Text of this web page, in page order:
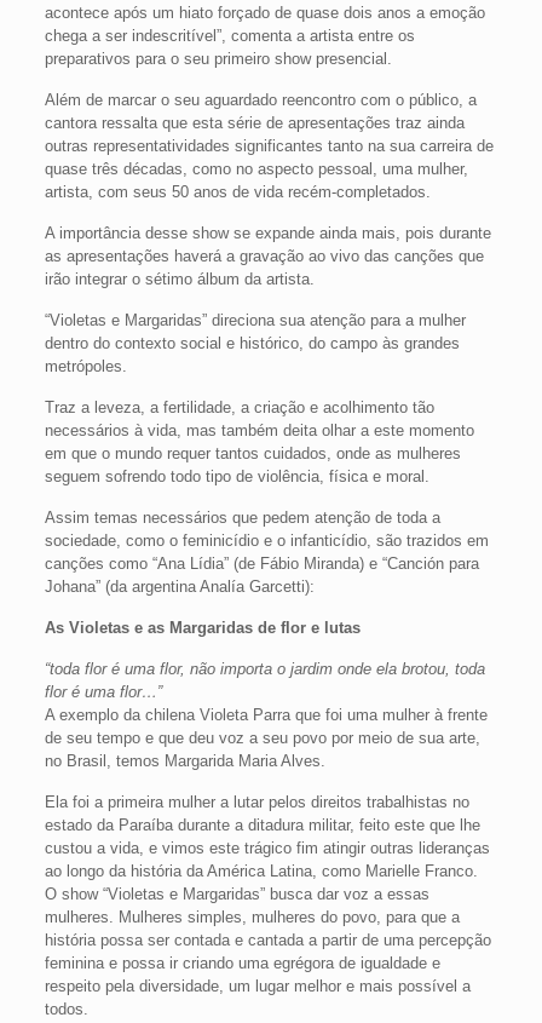
acontece após um hiato forçado de quase dois anos a emoção
chega a ser indescritível”, comenta a artista entre os
preparativos para o seu primeiro show presencial.
Além de marcar o seu aguardado reencontro com o público, a
cantora ressalta que esta série de apresentações traz ainda
outras representatividades significantes tanto na sua carreira de
quase três décadas, como no aspecto pessoal, uma mulher,
artista, com seus 50 anos de vida recém-completados.
A importância desse show se expande ainda mais, pois durante
as apresentações haverá a gravação ao vivo das canções que
irão integrar o sétimo álbum da artista.
“Violetas e Margaridas” direciona sua atenção para a mulher
dentro do contexto social e histórico, do campo às grandes
metrópoles.
Traz a leveza, a fertilidade, a criação e acolhimento tão
necessários à vida, mas também deita olhar a este momento
em que o mundo requer tantos cuidados, onde as mulheres
seguem sofrendo todo tipo de violência, física e moral.
Assim temas necessários que pedem atenção de toda a
sociedade, como o feminicídio e o infanticídio, são trazidos em
canções como “Ana Lídia” (de Fábio Miranda) e “Canción para
Johana” (da argentina Analía Garcetti):
As Violetas e as Margaridas de flor e lutas
“toda flor é uma flor, não importa o jardim onde ela brotou, toda
flor é uma flor…”
A exemplo da chilena Violeta Parra que foi uma mulher à frente
de seu tempo e que deu voz a seu povo por meio de sua arte,
no Brasil, temos Margarida Maria Alves.
Ela foi a primeira mulher a lutar pelos direitos trabalhistas no
estado da Paraíba durante a ditadura militar, feito este que lhe
custou a vida, e vimos este trágico fim atingir outras lideranças
ao longo da história da América Latina, como Marielle Franco.
O show “Violetas e Margaridas” busca dar voz a essas
mulheres. Mulheres simples, mulheres do povo, para que a
história possa ser contada e cantada a partir de uma percepção
feminina e possa ir criando uma egrégora de igualdade e
respeito pela diversidade, um lugar melhor e mais possível a
todos.